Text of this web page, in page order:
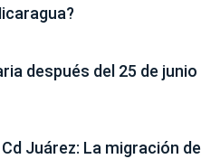
después del 25 de junio
Juárez: La migración de